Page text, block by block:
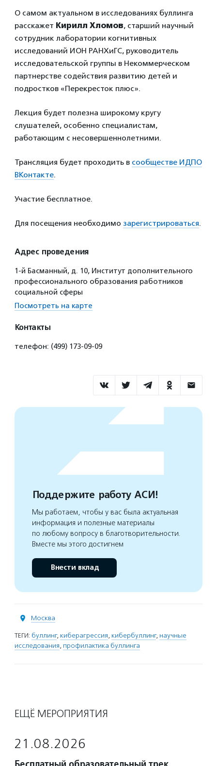
О самом актуальном в исследованиях буллинга
расскажет Кирилл Хломов, старший научный
сотрудник лаборатории когнитивных
исследований ИОН РАНХиГС, руководитель
исследовательской группы в Некоммерческом
партнерстве содействия развитию детей и
подростков «Перекресток плюс».
Лекция будет полезна широкому кругу
слушателей, особенно специалистам,
работающим с несовершеннолетними.
Трансляция будет проходить в сообществе ИДПО
ВКонтакте.
Участие бесплатное.
Для посещения необходимо зарегистрироваться.
Адрес проведения
1-й Басманный, д. 10, Институт дополнительного
профессионального образования работников
социальной сферы
Посмотреть на карте
Контакты
телефон: (499) 173-09-09
Поддержите работу АСИ!
Мы работаем, чтобы у вас была актуальная
информация и полезные материалы
по любому вопросу в благотворительности.
Вместе мы этого достигнем
Внести вклад
Москва
ТЕГИ: буллинг, киберагрессия, кибербуллинг, научные
исследования, профилактика буллинга
ЕЩЁ МЕРОПРИЯТИЯ
21.08.2026